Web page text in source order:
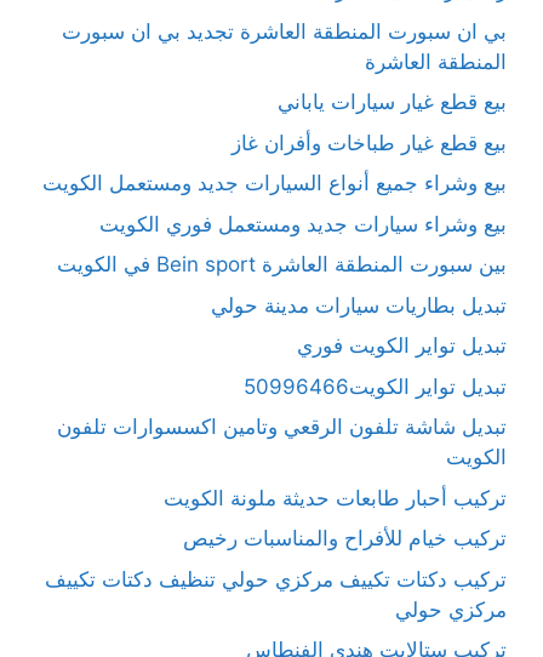
بي ان سبورت المنطقة العاشرة تجديد بي ان سبورت
المنطقة العاشرة
بيع قطع غيار سيارات ياباني
بيع قطع غيار طباخات وأفران غاز
بيع وشراء جميع أنواع السيارات جديد ومستعمل الكويت
بيع وشراء سيارات جديد ومستعمل فوري الكويت
بين سبورت المنطقة العاشرة Bein sport في الكويت
تبديل بطاريات سيارات مدينة حولي
تبديل تواير الكويت فوري
تبديل تواير الكويت50996466
تبديل شاشة تلفون الرقعي وتامين اكسسوارات تلفون
الكويت
تركيب أحبار طابعات حديثة ملونة الكويت
تركيب خيام للأفراح والمناسبات رخيص
تركيب دكتات تكييف مركزي حولي تنظيف دكتات تكييف
مركزي حولي
تركيب ستالايت هندي الفنطاس